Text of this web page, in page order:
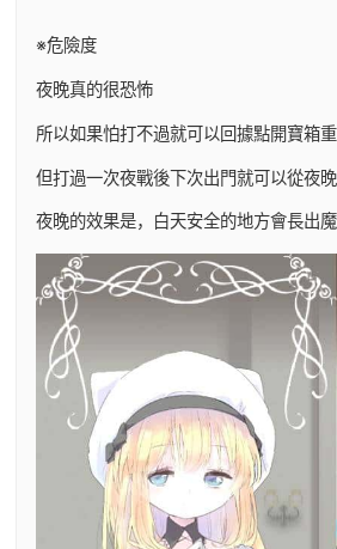
※危險度
夜晚真的很恐怖
所以如果怕打不過就可以回據點開寶箱
但打過一次夜戰後下次出門就可以從夜
夜晚的效果是，白天安全的地方會長出